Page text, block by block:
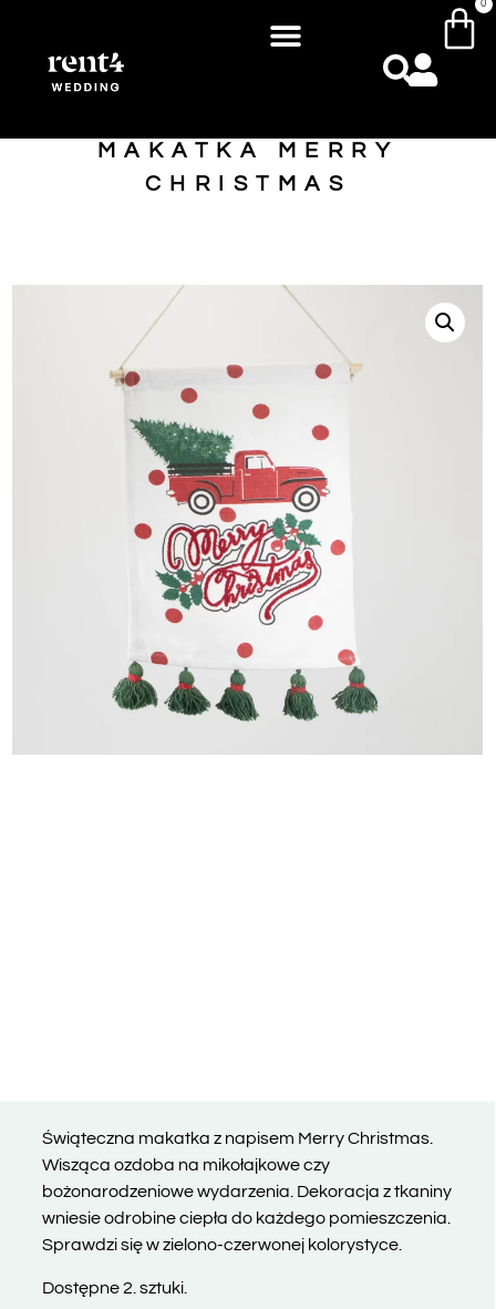
0
MAKATKA MERRY
CHRISTMAS
Świąteczna makatka z napisem Merry Christmas.
Wisząca ozdoba na mikołajkowe czy
bożonarodzeniowe wydarzenia. Dekoracja z tkaniny
wniesie odrobine ciepła do każdego pomieszczenia.
Sprawdzi się w zielono-czerwonej kolorystyce.
Dostępne 2. sztuki.